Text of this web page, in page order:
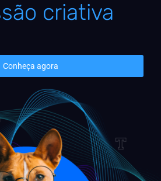
criativa
Conheça agora